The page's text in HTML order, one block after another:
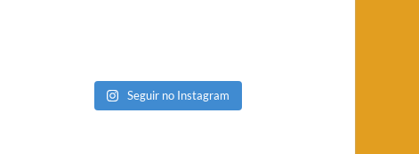
Seguir no Instagram